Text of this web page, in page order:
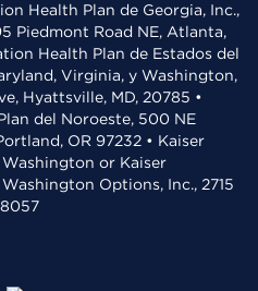
Health Plan de Georgia, Inc.,
Piedmont Road NE, Atlanta,
Health Plan de Estados del
Virginia, y Washington,
Hyattsville, MD, 20785 •
del Noroeste, 500 NE
OR 97232 • Kaiser
or Kaiser
Options, Inc., 2715